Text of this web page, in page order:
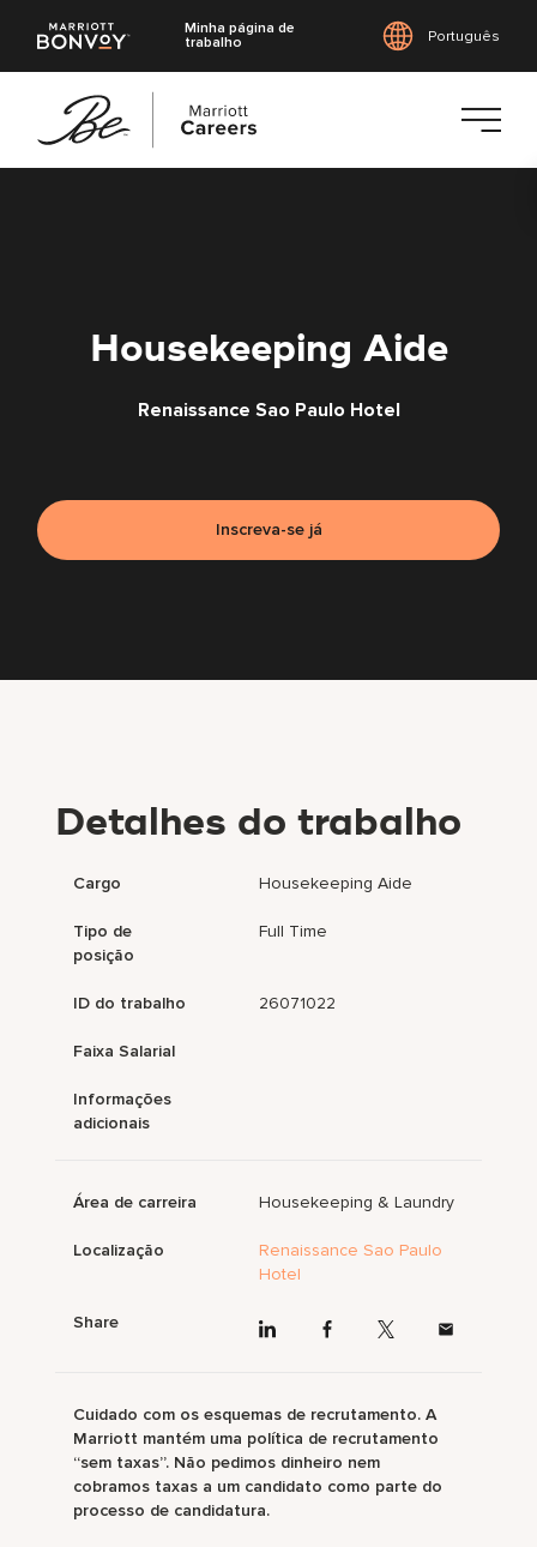
Minha página de
trabalho
Português
Housekeeping Aide
Renaissance Sao Paulo Hotel
Inscreva-se já
Detalhes do trabalho
Cargo Housekeeping Aide
Tipo de
posição
Full Time
ID do trabalho 26071022
Faixa Salarial
Informações
adicionais
Área de carreira Housekeeping & Laundry
Localização
Renaissance Sao Paulo
Hotel
Share
Cuidado com os esquemas de recrutamento. A
Marriott mantém uma política de recrutamento
“sem taxas”. Não pedimos dinheiro nem
cobramos taxas a um candidato como parte do
processo de candidatura.